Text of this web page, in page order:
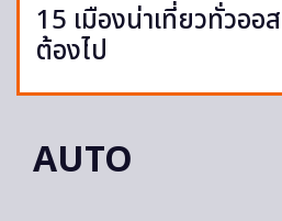
15 เมืองน่าเที่ยวทั่วออ
ต้องไป
AUTO